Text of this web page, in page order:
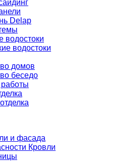
Delap
водостоки
водостоки
домов
беседо
и фасада
Кровли